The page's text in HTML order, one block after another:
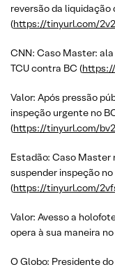
reversão da liquidação
(https://tinyurl.com/
CNN: Caso Master:
TCU contra BC (
Valor: Após pressão
inspeção urgente no
(https://tinyurl.com/
Estadão: Caso Master
suspender inspeção
(https://tinyurl.com/
Valor: Avesso a
opera à sua maneira no
O Globo: Presidente